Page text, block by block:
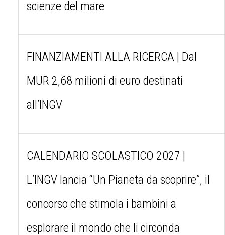
scienze del mare
FINANZIAMENTI ALLA RICERCA | Dal
MUR 2,68 milioni di euro destinati
all’INGV
CALENDARIO SCOLASTICO 2027 |
L’INGV lancia “Un Pianeta da scoprire”, il
concorso che stimola i bambini a
esplorare il mondo che li circonda